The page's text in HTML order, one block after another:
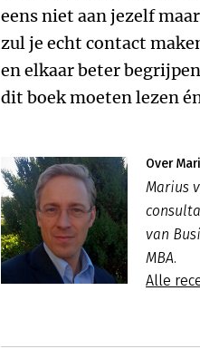
eens niet aan jezelf
zul je echt contact
en elkaar beter
dit boek moeten lezen
Over
Marius
van
MBA.
Alle